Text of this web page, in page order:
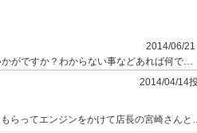
2014/06/21
がですか？わからない事などあれば何でも
2014/04/14
らってエンジンをかけて店長の宮崎さんと